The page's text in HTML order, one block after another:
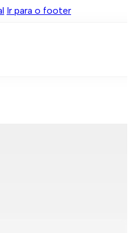
Ir para o footer